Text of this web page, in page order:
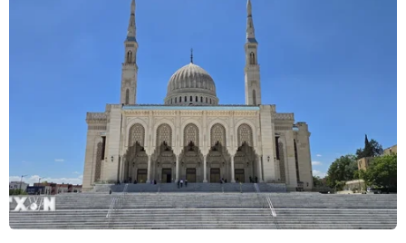
trọng tại Yên Bái và Ninh Thuận
Cơ quan Công an tỉnh Yên Bái và tỉnh Ninh Thuận đang
điều tra làm rõ vụ dâm ô trẻ em, và nghi hiếp dâm trẻ
em, đối với hai đối tượng Trần Hoàng Long và ông